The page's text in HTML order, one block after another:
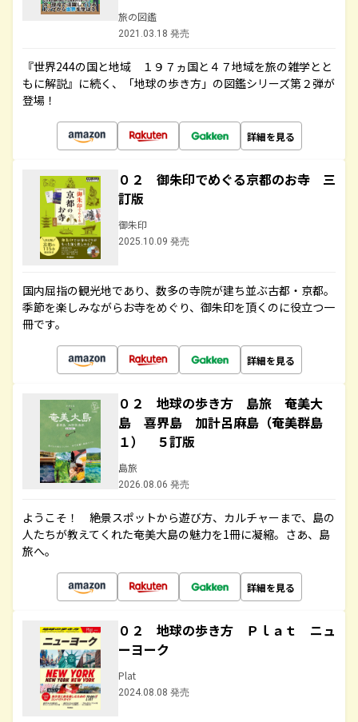
旅の図鑑
2021.03.18 発売
『世界244の国と地域 １９７ヵ国と４７地域を旅の雑学とと
もに解説』に続く、「地球の歩き方」の図鑑シリーズ第２弾が
登場！
詳細を見る
０２ 御朱印でめぐる京都のお寺 三
訂版
御朱印
2025.10.09 発売
国内屈指の観光地であり、数多の寺院が建ち並ぶ古都・京都。
季節を楽しみながらお寺をめぐり、御朱印を頂くのに役立つ一
冊です。
詳細を見る
０２ 地球の歩き方 島旅 奄美大
島 喜界島 加計呂麻島（奄美群島
１） ５訂版
島旅
2026.08.06 発売
ようこそ！ 絶景スポットから遊び方、カルチャーまで、島の
人たちが教えてくれた奄美大島の魅力を1冊に凝縮。さあ、島
旅へ。
詳細を見る
０２ 地球の歩き方 Ｐｌａｔ ニュ
ーヨーク
Plat
2024.08.08 発売